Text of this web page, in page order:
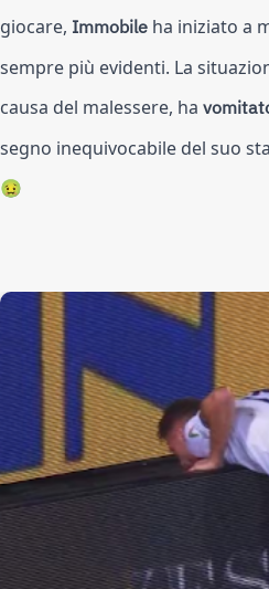
giocare, Immobile ha iniziato a
sempre più evidenti. La
causa del malessere, ha
segno inequivocabile del suo
🤢